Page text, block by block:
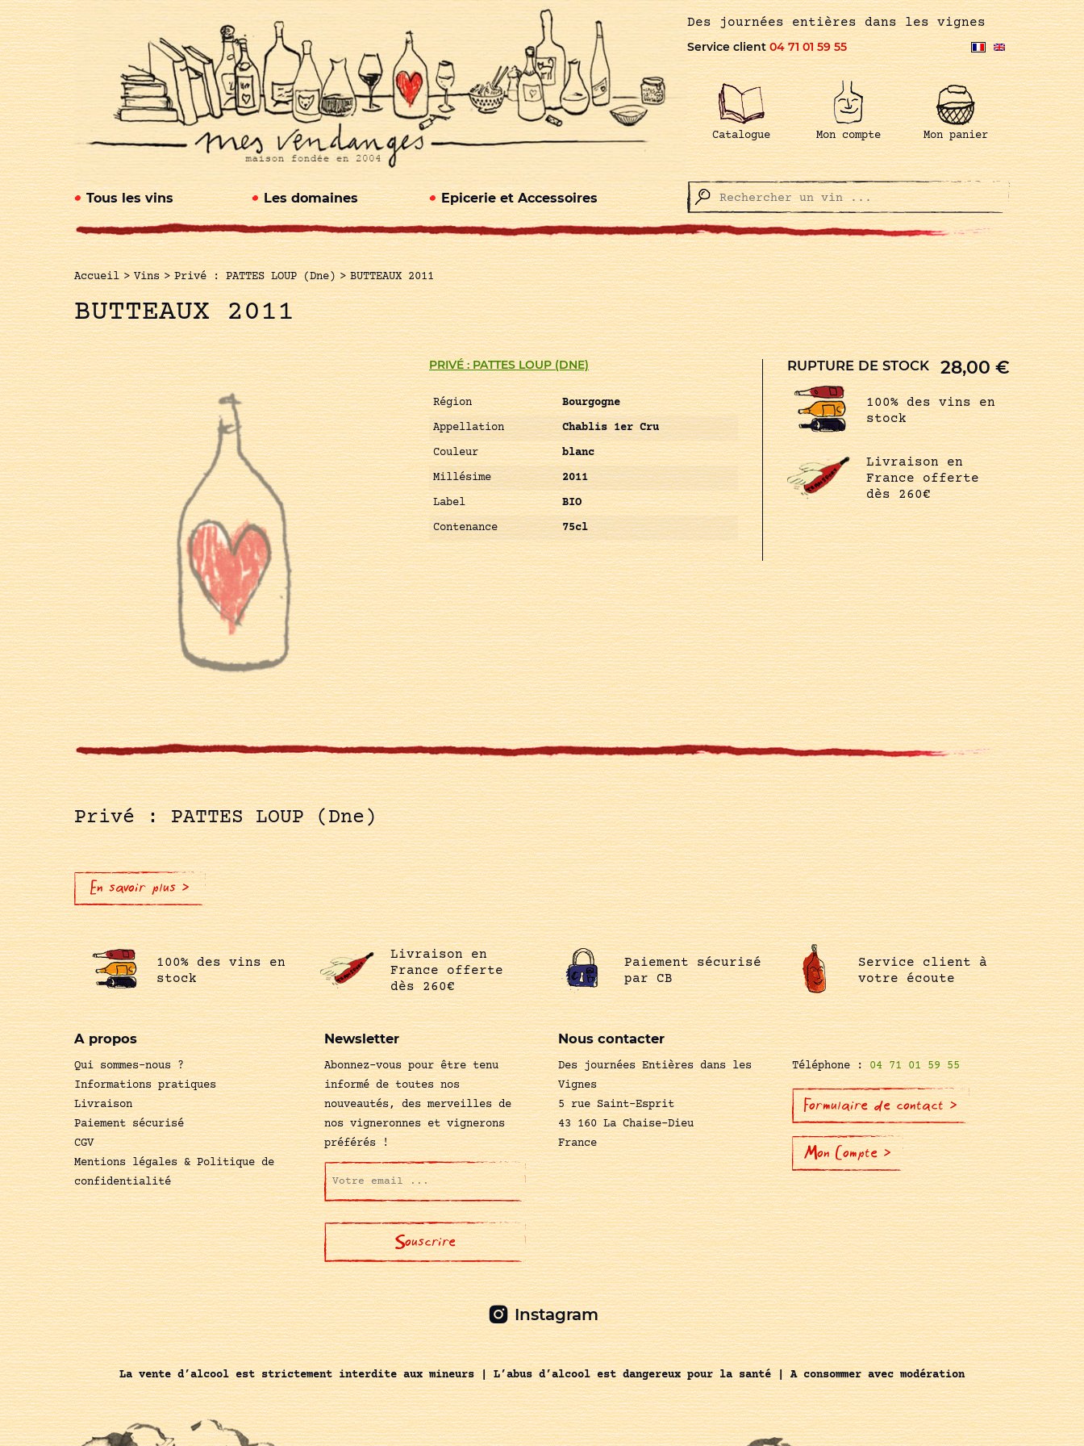
Des journées entières dans les vignes
Service client04 71 01 59 55
Catalogue Mon compte Mon panier
Tous les vins Les domaines Epicerie et Accessoires
Accueil > Vins > Privé : PATTES LOUP (Dne) > BUTTEAUX 2011
BUTTEAUX 2011
PRIVÉ : PATTES LOUP (DNE)
Région
Bourgogne
Appellation
Chablis 1er Cru
Couleur
blanc
Millésime
2011
Label
BIO
Contenance
75cl
RUPTURE DE STOCK 28,00€
100% des vins en
stock
Livraison en
France offerte
dès 260€
Privé : PATTES LOUP (Dne)
En savoir plus >
100% des vins en
stock
Livraison en
France offerte
dès 260€
Paiement sécurisé
par CB
Service client à
votre écoute
A propos
Qui sommes-nous ?
Informations pratiques
Livraison
Paiement sécurisé
CGV
Mentions légales & Politique de
confidentialité
Newsletter
Abonnez-vous pour être tenu
informé de toutes nos
nouveautés, des merveilles de
nos vigneronnes et vignerons
préférés !
Nous contacter
Des journées Entières dans les
Vignes
5 rue Saint-Esprit
43 160 La Chaise-Dieu
France
Téléphone :04 71 01 59 55
Formulaire de contact >
Mon Compte >
Instagram
La vente d’alcool est strictement interdite aux mineurs | L’abus d’alcool est dangereux pour la santé | A consommer avec modération